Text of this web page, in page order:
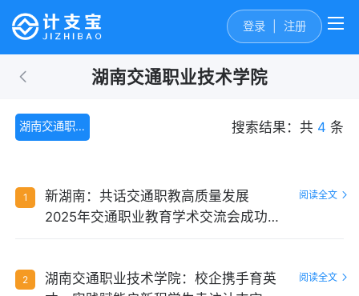
登录 注册
湖南交通职业技术学院
湖南交通职业技术学院 搜索结果：共 4 条
1
新湖南：共话交通职教高质量发展
2025年交通职业教育学术交流会成功举
阅读全文
2
湖南交通职业技术学院：校企携手育英
阅读全文